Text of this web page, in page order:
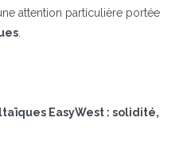
attention particulière portée
EasyWest : solidité,